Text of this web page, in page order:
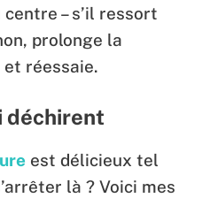
– s’il ressort
prolonge la
réessaie.
déchirent
est délicieux tel
là ? Voici mes